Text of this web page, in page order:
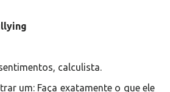
calculista.
um: Faça exatamente o que ele